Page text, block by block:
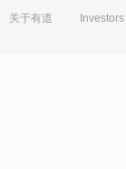
关于有道 Investors